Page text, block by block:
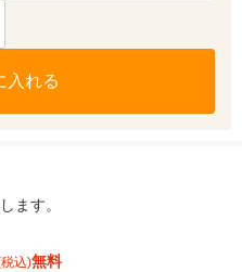
入れる
ます。
込)無料